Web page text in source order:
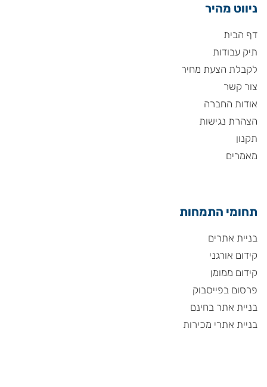
ניווט מהיר
דף הבית
תיק עבודות
לקבלת הצעת מחיר
צור קשר
אודות החברה
הצהרת נגישות
תקנון
מאמרים
תחומי התמחות
בניית אתרים
קידום אורגני
קידום ממומן
פרסום בפייסבוק
בניית אתר בחינם
בניית אתרי מכירות